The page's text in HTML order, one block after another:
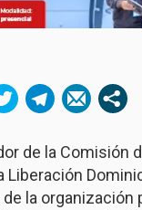
de la Comisión
Liberación
la